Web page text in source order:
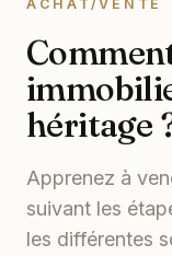
ACHAT/VENTE
héritage
Apprenez à
suivant les
les différentes